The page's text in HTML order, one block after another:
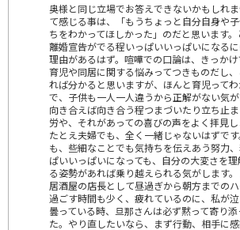
奥様と同じ立場でお答えできないかもしれ
て感じる事は、「もうちょっと自分自身や
ちをわかってほしかった」のだと思います。
離婚宣告がでる程いっぱいいっぱいになる
理由があるはず。喧嘩での口論は、きっかけ
育児や同居に関する悩みってつきものだし
れば分かると思いますが、ほんと育児って
で、子供も一人一人違うから正解がない気
向き合えば向き合う程つまづいたり立ち止
労や、それがあっての喜びの声をよく拝見
たとえ夫婦でも、全く一緒じゃないはずで
も、些細なことでも気持ちを伝えあう努力
ぱいいっぱいになっても、自分の大変さを
る姿勢があれば乗り越えられる気がします。
居酒屋の店長として昼過ぎから朝方までの
過ごす時間も少く、疲れているのに、私が
曇っている時、旦那さんは必ず黙って寄り
た。やり直したいなら、まず行動、相手に